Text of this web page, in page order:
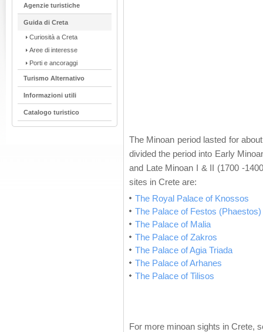
Agenzie turistiche
Guida di Creta
Curiosità a Creta
Aree di interesse
Porti e ancoraggi
Turismo Alternativo
Informazioni utili
Catalogo turistico
The Minoan period lasted for
divided the period into Early
and Late Minoan I & II (1700 -
sites in Crete are:
The Royal Palace of Knossos
The Palace of Festos (Phaestos)
The Palace of Malia
The Palace of Zakros
The Palace of Agia Triada
The Palace of Arhanes
The Palace of Tilisos
For more minoan sights in Crete,